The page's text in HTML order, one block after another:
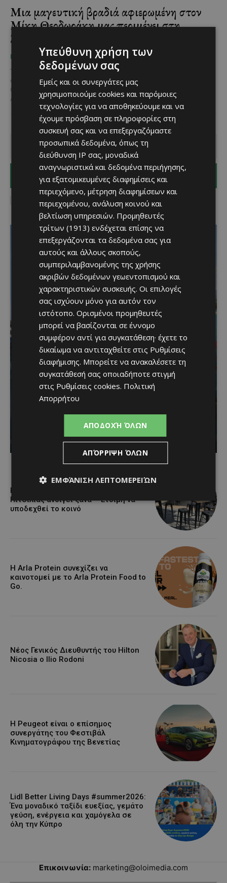
Μια μαγευτική βραδιά αφιερωμένη στον
Μίκη Θεοδωράκη μας περιμένει στη
Ξυλοφάγου
ΠΟΥ ΝΑ ΠΑΣ Χριστίνα Γεωργίου - July 14, 2025
Το Κοινοτικό Συμβούλιο Ξυλοφάγου, διοργανώνει μία ξεχωριστή
συναυλία αφιερωμένη στον Παγκόσμιο Έλληνα καλλιτέχνη Μίκη
Θεοδωράκη, την Τρίτη 29 Ιουλίου 2025, στις 20:30, στο
Αμφιθέατρο...
I WANT IN
I've read and accept the Privacy Policy
Καλοκαίρι στη Λεμεσό:
Θαλάσσια σπορ για όσους
θέλουν κάτι περισσότερο
από μια μέρα στην
Κατερίνα Χριστοφή - August 9, 2026
Η αγαπημένη πισίνα του Αγίου Ιωάννη
Πιτσιλιάς ανοίγει ξανά – Έτοιμη να
υποδεχθεί το κοινό
Η Arla Protein συνεχίζει να
καινοτομεί με το Arla Protein Food to
Go.
Νέος Γενικός Διευθυντής του Hilton
Nicosia ο Ilio Rodoni
Η Peugeot είναι ο επίσημος
συνεργάτης του Φεστιβάλ
Κινηματογράφου της Βενετίας
Lidl Better Living Days #summer2026:
Ένα μοναδικό ταξίδι ευεξίας, γεμάτο
γεύση, ενέργεια και χαμόγελα σε
όλη την Κύπρο
Επικοινωνία: marketing@oloimedia.com
Υπεύθυνη χρήση των
δεδομένων σας
Εμείς και οι συνεργάτες μας
χρησιμοποιούμε cookies και παρόμοιες
τεχνολογίες για να αποθηκεύουμε και να
έχουμε πρόσβαση σε πληροφορίες στη
συσκευή σας και να επεξεργαζόμαστε
προσωπικά δεδομένα, όπως τη
διεύθυνση IP σας, μοναδικά
αναγνωριστικά και δεδομένα περιήγησης,
για εξατομικευμένες διαφημίσεις και
περιεχόμενο, μέτρηση διαφημίσεων και
περιεχομένου, ανάλυση κοινού και
βελτίωση υπηρεσιών. Προμηθευτές
τρίτων (1913) ενδέχεται επίσης να
επεξεργάζονται τα δεδομένα σας για
αυτούς και άλλους σκοπούς,
συμπεριλαμβανομένης της χρήσης
ακριβών δεδομένων γεωεντοπισμού και
χαρακτηριστικών συσκευής. Οι επιλογές
σας ισχύουν μόνο για αυτόν τον
ιστότοπο. Ορισμένοι προμηθευτές
μπορεί να βασίζονται σε έννομο
συμφέρον αντί για συγκατάθεση· έχετε το
δικαίωμα να αντιταχθείτε στις Ρυθμίσεις
διαφήμισης. Μπορείτε να ανακαλέσετε τη
συγκατάθεσή σας οποιαδήποτε στιγμή
στις Ρυθμίσεις cookies. Πολιτική
Απορρήτου
ΑΠΟΔΟΧΉ ΌΛΩΝ
ΑΠΌΡΡΙΨΗ ΌΛΩΝ
ΕΜΦΆΝΙΣΗ ΛΕΠΤΟΜΕΡΕΙΏΝ